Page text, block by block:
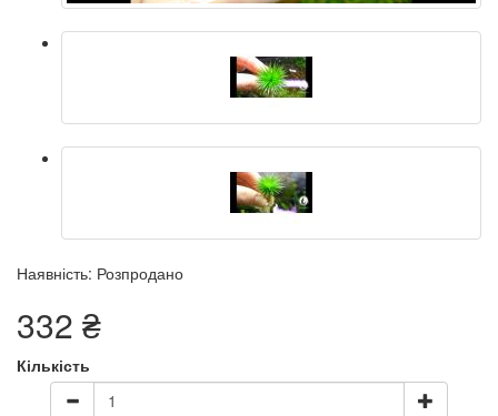
Наявність: Розпродано
332 ₴
Кількість